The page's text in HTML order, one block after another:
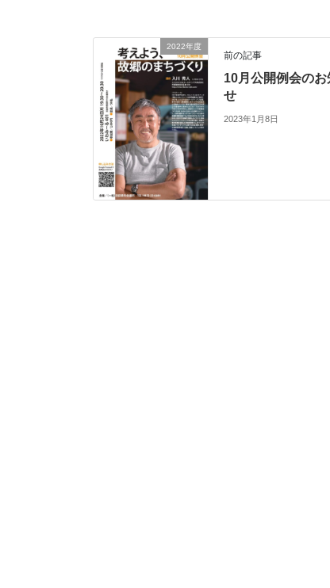
2022年度
前の記事
10月公開例会のお
せ
2023年1月8日